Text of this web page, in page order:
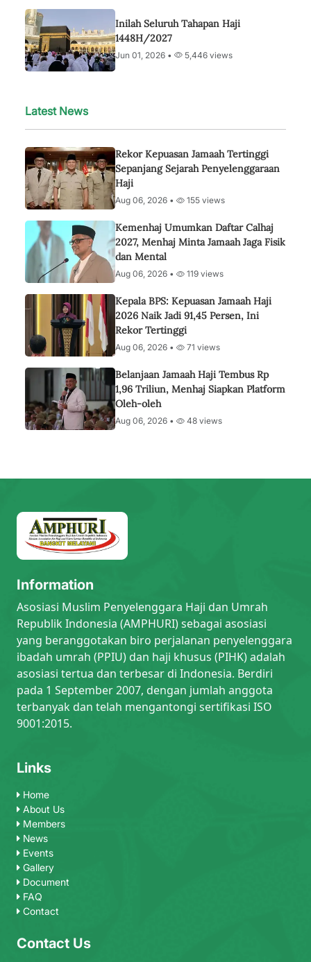
Inilah Seluruh Tahapan Haji
1448H/2027
Jun 01, 2026 • 5,446 views
Latest News
Rekor Kepuasan Jamaah Tertinggi
Sepanjang Sejarah Penyelenggaraan
Haji
Aug 06, 2026 • 155 views
Kemenhaj Umumkan Daftar Calhaj
2027, Menhaj Minta Jamaah Jaga Fisik
dan Mental
Aug 06, 2026 • 119 views
Kepala BPS: Kepuasan Jamaah Haji
2026 Naik Jadi 91,45 Persen, Ini
Rekor Tertinggi
Aug 06, 2026 • 71 views
Belanjaan Jamaah Haji Tembus Rp
1,96 Triliun, Menhaj Siapkan Platform
Oleh-oleh
Aug 06, 2026 • 48 views
Information
Asosiasi Muslim Penyelenggara Haji dan Umrah
Republik Indonesia (AMPHURI) sebagai asosiasi
yang beranggotakan biro perjalanan penyelenggara
ibadah umrah (PPIU) dan haji khusus (PIHK) adalah
asosiasi tertua dan terbesar di Indonesia. Berdiri
pada 1 September 2007, dengan jumlah anggota
terbanyak dan telah mengantongi sertifikasi ISO
9001:2015.
Links
Home
About Us
Members
News
Events
Gallery
Document
FAQ
Contact
Contact Us